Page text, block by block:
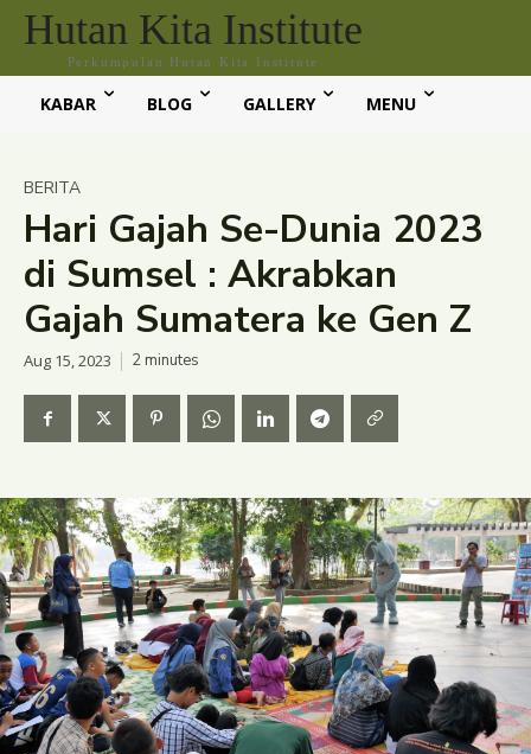
Hutan Kita Institute
Perkumpulan Hutan Kita Institute
KABAR BLOG GALLERY MENU
BERITA
Hari Gajah Se-Dunia 2023
di Sumsel : Akrabkan
Gajah Sumatera ke Gen Z
Aug 15, 2023 2minutes